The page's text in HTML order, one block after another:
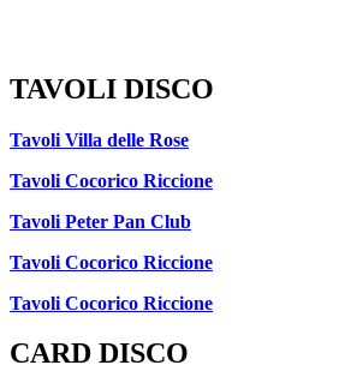
TAVOLI DISCO
Tavoli Villa delle Rose
Tavoli Cocorico Riccione
Tavoli Peter Pan Club
Tavoli Cocorico Riccione
Tavoli Cocorico Riccione
CARD DISCO